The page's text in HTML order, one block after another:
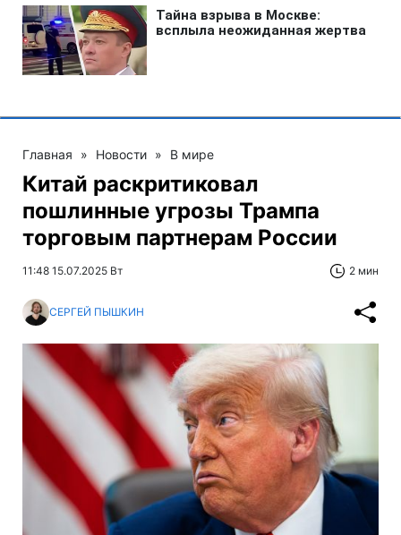
Главная » Новости » В мире
Китай раскритиковал
пошлинные угрозы Трампа
торговым партнерам России
11:48 15.07.2025 Вт 2 мин
СЕРГЕЙ ПЫШКИН